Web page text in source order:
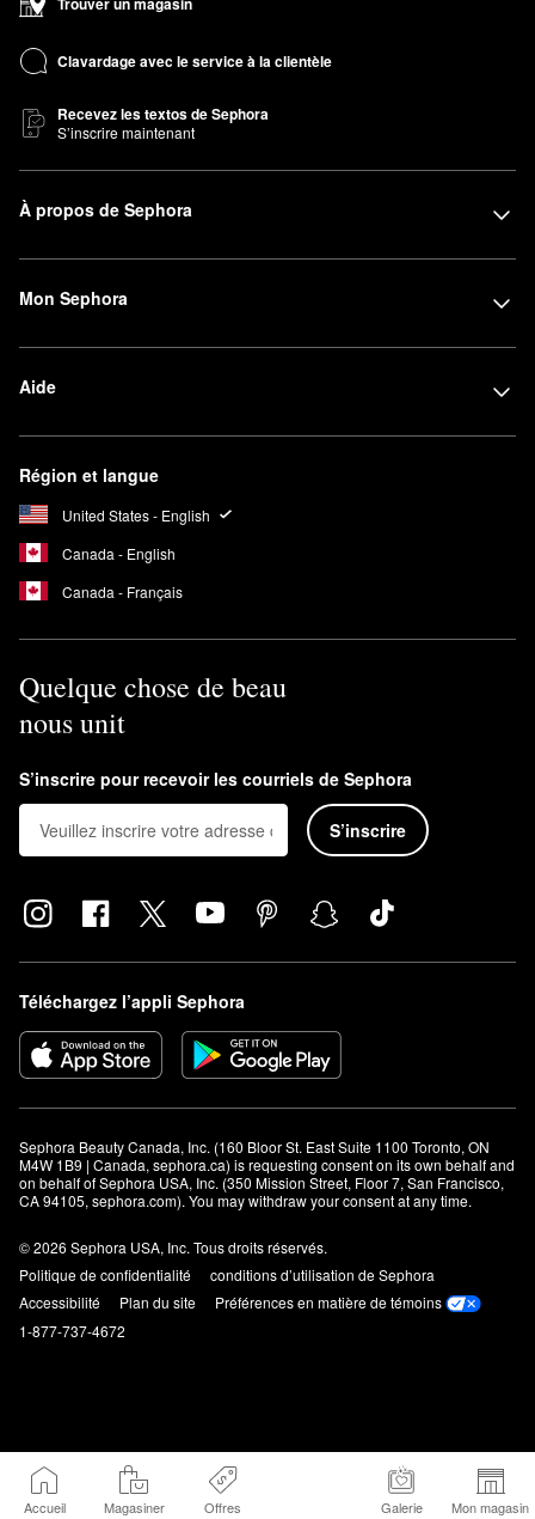
Accueil Magasiner Offres Galerie Mon magasin
Clavardage avec le service à la clientèle
Recevez les textos de Sephora
S’inscrire maintenant
À propos de Sephora
Mon Sephora
Aide
Région et langue
United States - English
Canada - English
Canada - Français
Quelque chose de beau
nous unit
S’inscrire pour recevoir les courriels de Sephora
S’inscrire
Téléchargez l’appli Sephora
Sephora Beauty Canada, Inc. (160 Bloor St. East Suite 1100 Toronto, ON
M4W 1B9 | Canada, sephora.ca) is requesting consent on its own behalf and
on behalf of Sephora USA, Inc. (350 Mission Street, Floor 7, San Francisco,
CA 94105, sephora.com). You may withdraw your consent at any time.
© 2026 Sephora USA, Inc. Tous droits réservés.
Politique de confidentialité
conditions d’utilisation de Sephora
Accessibilité
Plan du site
Préférences en matière de témoins
1-877-737-4672